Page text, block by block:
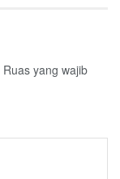
Ruas yang wajib